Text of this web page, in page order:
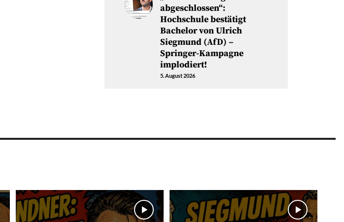
abgeschlossen“:
Hochschule bestätigt
Bachelor von Ulrich
Siegmund (AfD) –
Springer-Kampagne
implodiert!
5. August 2026